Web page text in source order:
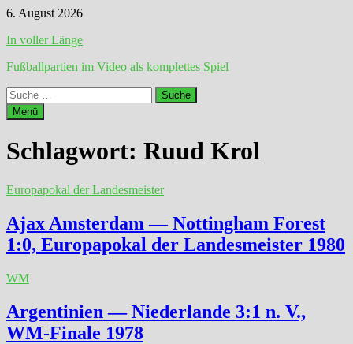
Zum
springen
6. August 2026
In voller Länge
Fußballpartien im Video als komplettes Spiel
Suche
nach:
Menü
Schlagwort: Ruud Krol
Europapokal der Landesmeister
Ajax Amsterdam — Nottingham Forest
1:0, Europapokal der Landesmeister 1980
WM
Argentinien — Niederlande 3:1 n. V.,
WM-Finale 1978